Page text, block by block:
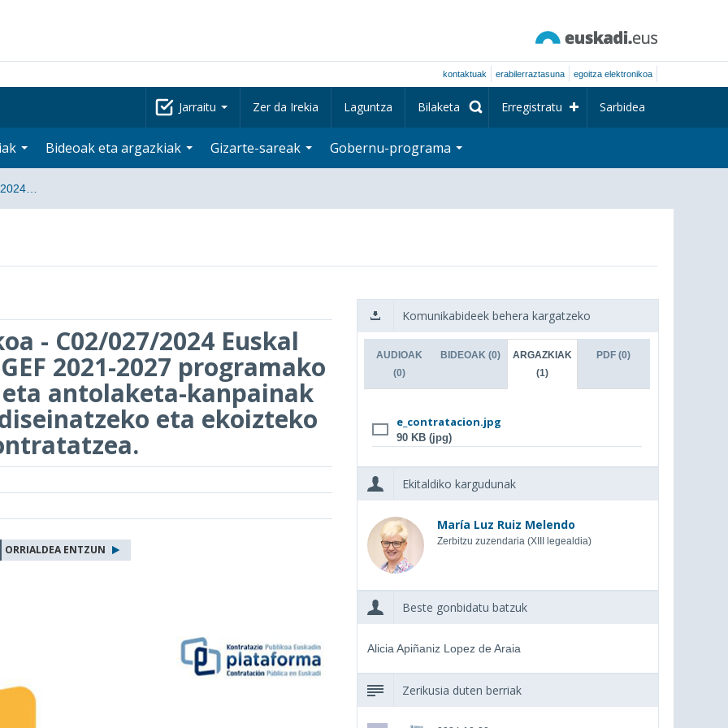
kontaktuak erabilerraztasuna egoitza elektronikoa
Jarraitu Zer da Irekia Laguntza Bilaketa Erregistratu Sarbidea
Bideoak eta argazkiak Gizarte-sareak Gobernu-programa
- C02/027/2024 Euskal
2021-2027 programako
antolaketa-kanpainak
eta ekoizteko
ORRIALDEA ENTZUN
Komunikabideek behera kargatzeko
AUDIOAK
(0)
BIDEOAK (0)
ARGAZKIAK
(1)
PDF (0)
e_contratacion.jpg
90 KB (jpg)
Ekitaldiko kargudunak
María Luz Ruiz Melendo
Zerbitzu zuzendaria (XIII legealdia)
Beste gonbidatu batzuk
Alicia Apiñaniz Lopez de Araia
Zerikusia duten berriak